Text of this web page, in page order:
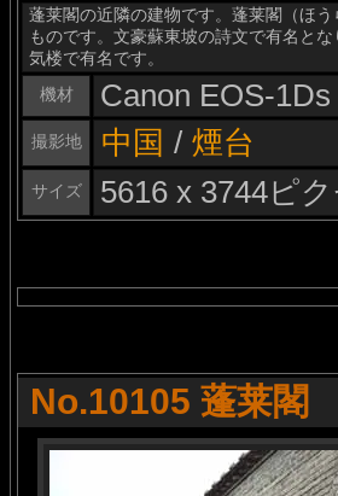
蓬莱閣の近隣の建物です。蓬莱閣（ほ
ものです。文豪蘇東坡の詩文で有名と
気楼で有名です。
機材
Canon EOS-
撮影地 中国 / 煙台
サイズ 5616 x 3744ピ
No.10105 蓬莱閣